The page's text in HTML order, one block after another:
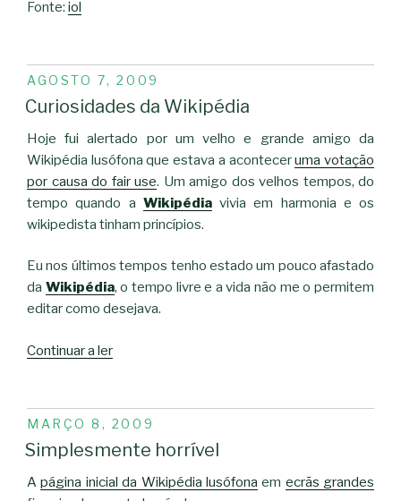
Fonte: iol
PUBLICADO
EM
AGOSTO 7, 2009
Curiosidades da Wikipédia
Hoje fui alertado por um velho e grande amigo da
Wikipédia lusófona que estava a aconteceruma votação
por causa do fair use. Um amigo dos velhos tempos, do
tempo quando a Wikipédiavivia em harmonia e os
wikipedista tinham princípios.
Eu nos últimos tempos tenho estado um pouco afastado
da Wikipédia, o tempo livre e a vida não me o permitem
editar como desejava.
Continuar a ler“Curiosidades
PUBLICADO
EM
MARÇO 8, 2009
Simplesmente horrível
Apágina inicial da Wikipédia lusófona em ecrãs grandes